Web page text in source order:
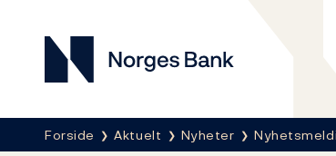
Norges Bank
Her er du nå:
Forside Aktuelt Nyheter